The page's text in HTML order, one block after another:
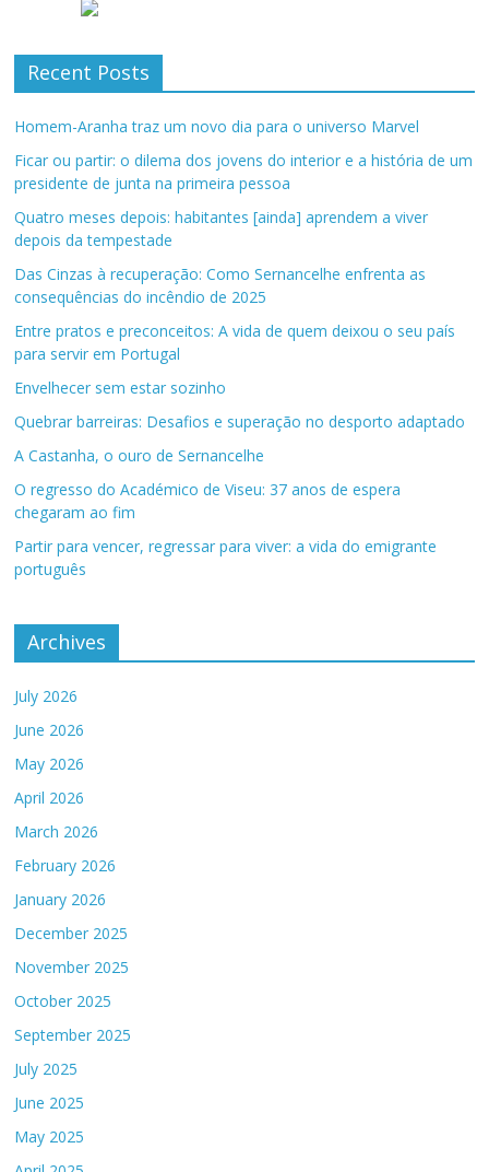
Recent Posts
Homem-Aranha traz um novo dia para o universo Marvel
Ficar ou partir: o dilema dos jovens do interior e a história de um
presidente de junta na primeira pessoa
Quatro meses depois: habitantes [ainda] aprendem a viver
depois da tempestade
Das Cinzas à recuperação: Como Sernancelhe enfrenta as
consequências do incêndio de 2025
Entre pratos e preconceitos: A vida de quem deixou o seu país
para servir em Portugal
Envelhecer sem estar sozinho
Quebrar barreiras: Desafios e superação no desporto adaptado
A Castanha, o ouro de Sernancelhe
O regresso do Académico de Viseu: 37 anos de espera
chegaram ao fim
Partir para vencer, regressar para viver: a vida do emigrante
português
Archives
July 2026
June 2026
May 2026
April 2026
March 2026
February 2026
January 2026
December 2025
November 2025
October 2025
September 2025
July 2025
June 2025
May 2025